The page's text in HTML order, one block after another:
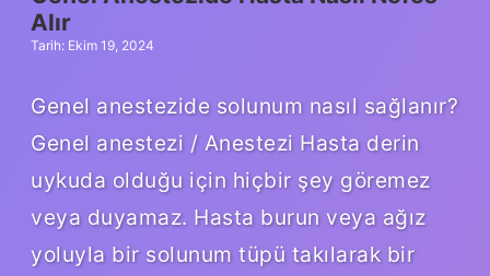
Alır
Tarih: Ekim 19, 2024
Genel anestezide solunum nasıl sağlanır?
Genel anestezi / Anestezi Hasta derin
uykuda olduğu için hiçbir şey göremez
veya duyamaz. Hasta burun veya ağız
yoluyla bir solunum tüpü takılarak bir